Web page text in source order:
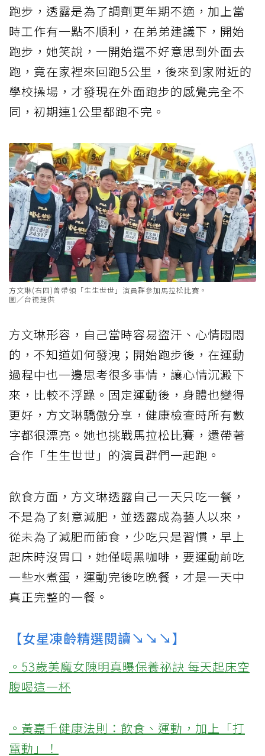
跑步 ，透露是為了調劑更年期不適，加上當
時工作有一點不順利，在弟弟建議下，開始
跑步，她笑說，一開始還不好意思到外面去
跑，竟在家裡來回跑5公里，後來到家附近的
學校操場，才發現在外面跑步的感覺完全不
同，初期連1公里都跑不完。
方文琳(右四)曾帶領「生生世世」演員群參加馬拉松比賽。
圖／台視提供
方文琳形容，自己當時容易盜汗、心情悶悶
的，不知道如何發洩；開始跑步後，在運動
過程中也一邊思考很多事情，讓心情沉澱下
來，比較不浮躁。固定運動後，身體也變得
更好，方文琳驕傲分享，健康檢查時所有數
字都很漂亮。她也挑戰馬拉松比賽，還帶著
合作「生生世世」的演員群們一起跑。
飲食方面，方文琳透露自己一天只吃一餐，
不是為了刻意減肥，並透露成為藝人以來，
從未為了減肥而節食，少吃只是習慣，早上
起床時沒胃口，她僅喝黑咖啡，要運動前吃
一些水煮蛋，運動完後吃晚餐，才是一天中
真正完整的一餐。
【女星凍齡精選閱讀↘↘↘】
。53歲美魔女陳明真曝保養祕訣 每天起床空
腹喝這一杯
。黃嘉千健康法則：飲食、運動，加上「打
電動」！